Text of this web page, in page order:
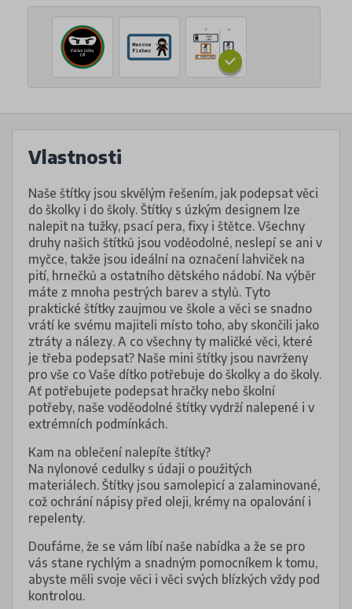
Vlastnosti
Naše štítky jsou skvělým řešením, jak podepsat věci
do školky i do školy. Štítky s úzkým designem lze
nalepit na tužky, psací pera, fixy i štětce. Všechny
druhy našich štítků jsou voděodolné, neslepí se ani v
myčce, takže jsou ideální na označení lahviček na
pití, hrnečků a ostatního dětského nádobí. Na výběr
máte z mnoha pestrých barev a stylů. Tyto
praktické štítky zaujmou ve škole a věci se snadno
vrátí ke svému majiteli místo toho, aby skončili jako
ztráty a nálezy. A co všechny ty maličké věci, které
je třeba podepsat? Naše mini štítky jsou navrženy
pro vše co Vaše dítko potřebuje do školky a do školy.
Ať potřebujete podepsat hračky nebo školní
potřeby, naše voděodolné štítky vydrží nalepené i v
extrémních podmínkách.
Kam na oblečení nalepíte štítky?
Na nylonové cedulky s údaji o použitých
materiálech. Štítky jsou samolepicí a zalaminované,
což ochrání nápisy před oleji, krémy na opalování i
repelenty.
Doufáme, že se vám líbí naše nabídka a že se pro
vás stane rychlým a snadným pomocníkem k tomu,
abyste měli svoje věci i věci svých blízkých vždy pod
kontrolou.